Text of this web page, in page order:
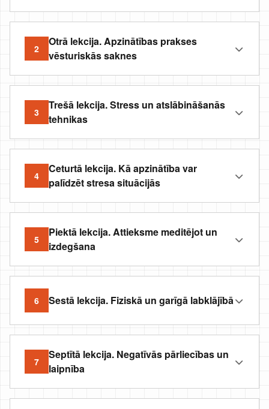
2
Otrā lekcija. Apzinātības prakses
vēsturiskās saknes
3
Trešā lekcija. Stress un atslābināšanās
tehnikas
4
Ceturtā lekcija. Kā apzinātība var
palīdzēt stresa situācijās
5
Piektā lekcija. Attieksme meditējot un
izdegšana
6 Sestā lekcija. Fiziskā un garīgā labklājībā
7
Septītā lekcija. Negatīvās pārliecības un
laipnība